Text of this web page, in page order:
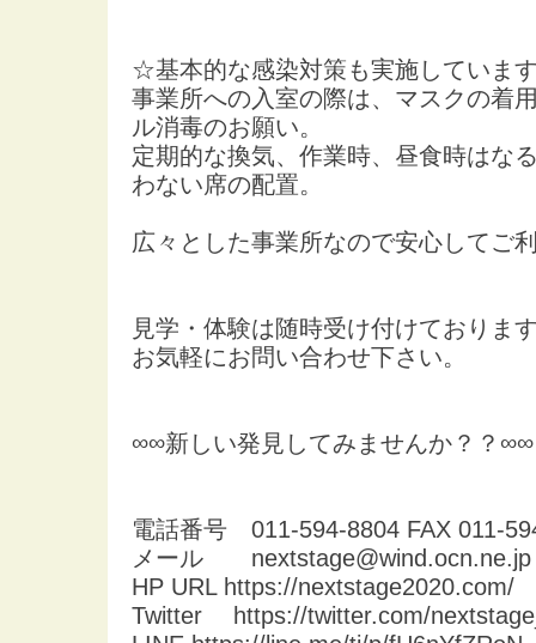
☆基本的な感染対策も実施していま
事業所への入室の際は、マスクの着
ル消毒のお願い。
定期的な換気、作業時、昼食時はな
わない席の配置。
広々とした事業所なので安心してご
見学・体験は随時受け付けておりま
お気軽にお問い合わせ下さい。
∞∞新しい発見してみませんか？？∞∞
電話番号 011-594-8804 FAX 011-
メール nextstage@wind.ocn.ne.jp
HP URL https://nextstage2020.com/
Twitter https://twitter.com/